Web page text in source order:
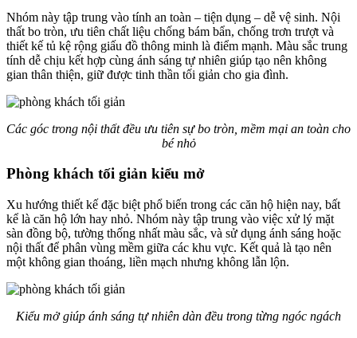
Nhóm này tập trung vào tính an toàn – tiện dụng – dễ vệ sinh. Nội
thất bo tròn, ưu tiên chất liệu chống bám bẩn, chống trơn trượt và
thiết kế tủ kệ rộng giấu đồ thông minh là điểm mạnh. Màu sắc trung
tính dễ chịu kết hợp cùng ánh sáng tự nhiên giúp tạo nên không
gian thân thiện, giữ được tinh thần tối giản cho gia đình.
Các góc trong nội thất đều ưu tiên sự bo tròn, mềm mại an toàn cho
bé nhỏ
Phòng khách tối giản kiểu mở
Xu hướng thiết kế đặc biệt phổ biến trong các căn hộ hiện nay, bất
kể là căn hộ lớn hay nhỏ. Nhóm này tập trung vào việc xử lý mặt
sàn đồng bộ, tường thống nhất màu sắc, và sử dụng ánh sáng hoặc
nội thất để phân vùng mềm giữa các khu vực. Kết quả là tạo nên
một không gian thoáng, liền mạch nhưng không lẫn lộn.
Kiểu mở giúp ánh sáng tự nhiên dàn đều trong từng ngóc ngách